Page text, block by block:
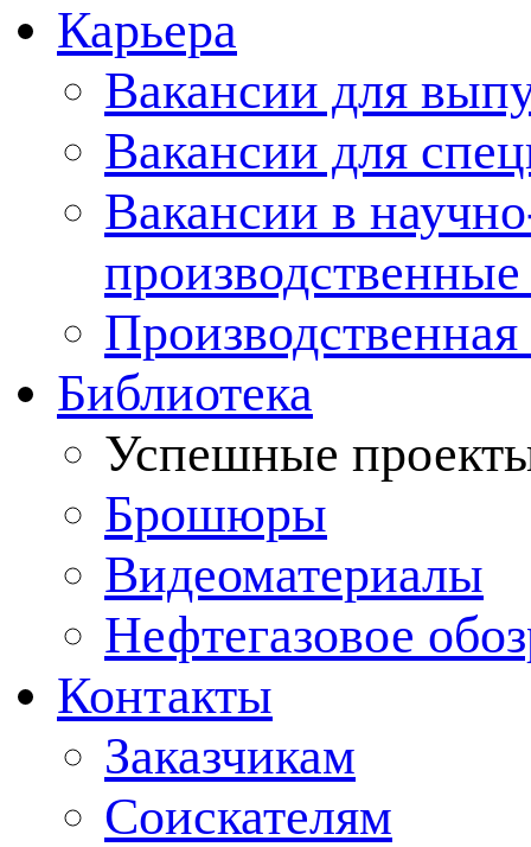
Карьера
Вакансии для
Вакансии для
Вакансии в
Производственная
Библиотека
Успешные
Брошюры
Видеоматериалы
Нефтегазовое
Контакты
Заказчикам
Соискателям